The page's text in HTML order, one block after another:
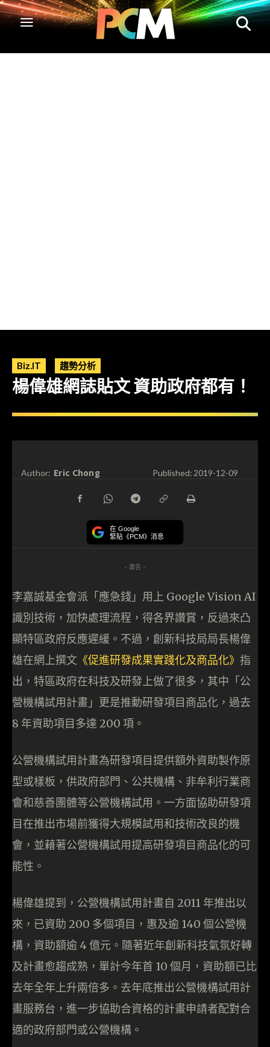
Biz.IT 趨勢分析
楊偉雄網誌貼文 資助政府都有！
Author: Eric Chong Published:2019-12-09
在 Google
緊貼《PCM》消息
- 廣告 -
李嘉誠基金會派「應急錢」用上 Google Vision AI
識別技術，加快處理流程，得各界讚賞，反過來凸
顯特區政府反應遲緩。不過，創新科技局局長楊偉
雄在網上撰文 《促進研發成果實踐化及商品化》 指
出，特區政府在科技及研發上做了很多，其中「公
營機構試用計畫」更是推動研發項目商品化，過去
8 年資助項目多達 200 項。
公營機構試用計畫為研發項目提供額外資助製作原
型或樣板，供政府部門、公共機構、非牟利行業商
會和慈善團體等公營機構試用。一方面協助研發項
目在推出市場前獲得大規模試用和技術改良的機
會，並藉著公營機構試用提高研發項目商品化的可
能性。
楊偉雄提到，公營機構試用計畫自 2011 年推出以
來，已資助 200 多個項目，惠及逾 140 個公營機
構，資助額逾 4 億元。隨著近年創新科技氣氛好轉
及計畫愈趨成熟，單計今年首 10 個月，資助額已比
去年全年上升兩倍多。去年底推出公營機構試用計
畫服務台，進一步協助合資格的計畫申請者配對合
適的政府部門或公營機構。